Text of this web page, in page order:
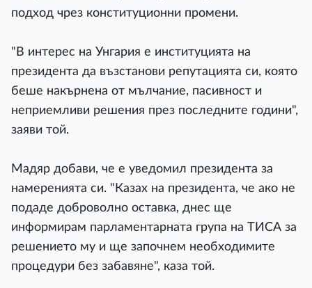
подход чрез конституционни промени.
"В интерес на Унгария е институцията на
президента да възстанови репутацията си, която
беше накърнена от мълчание, пасивност и
неприемливи решения през последните години",
заяви той.
Мадяр добави, че е уведомил президента за
намеренията си. "Казах на президента, че ако не
подаде доброволно оставка, днес ще
информирам парламентарната група на ТИСА за
решението му и ще започнем необходимите
процедури без забавяне", каза той.